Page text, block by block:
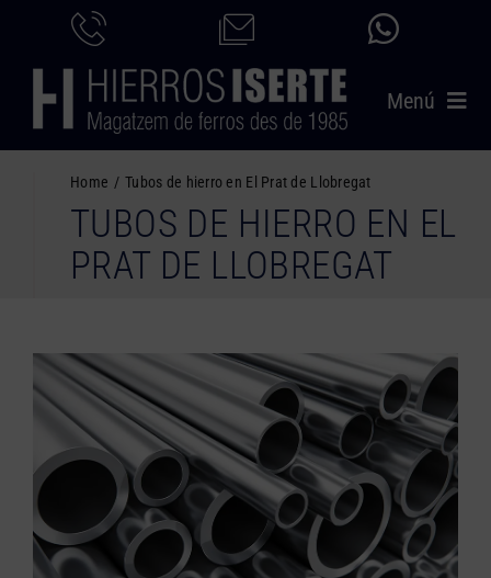
contenido
Menú
PRODUCTOS
SERVICIOS
NOSOTROS
CONTACTO
Home Tubos de hierro en El Prat de Llobregat
TUBOS DE HIERRO EN EL
PRAT DE LLOBREGAT